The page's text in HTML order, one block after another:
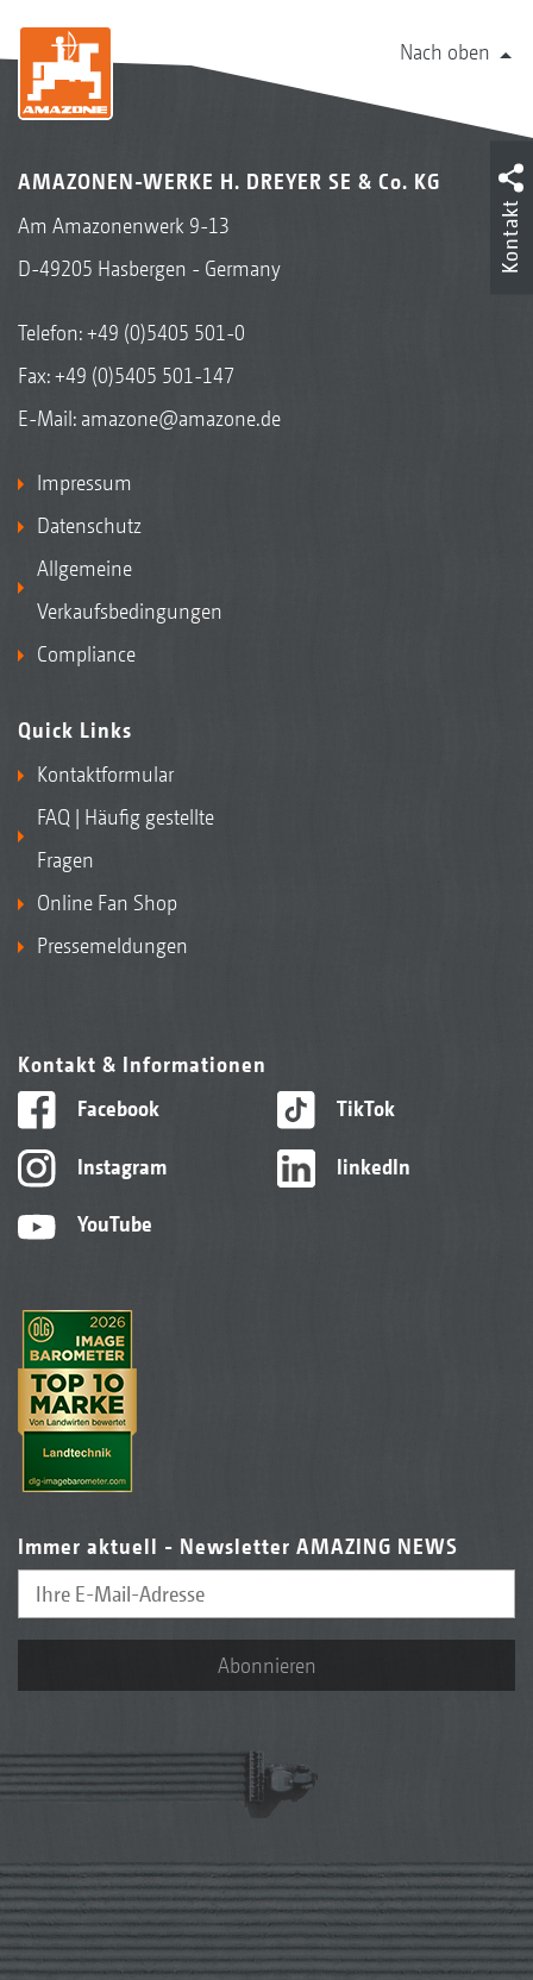
Nach oben
AMAZONEN-WERKE H. DREYER SE & Co. KG
Am Amazonenwerk 9-13
D-49205 Hasbergen - Germany
Telefon:+49 (0)5405 501-0
Fax: +49 (0)5405 501-147
E-Mail: amazone@amazone.de
Impressum
Datenschutz
Allgemeine
Verkaufsbedingungen
Compliance
Quick Links
Kontaktformular
FAQ | Häufig gestellte
Fragen
Online Fan Shop
Pressemeldungen
Kontakt & Informationen
Facebook
Instagram
YouTube
TikTok
linkedIn
Immer aktuell - Newsletter AMAZING NEWS
Abonnieren
Kontakt